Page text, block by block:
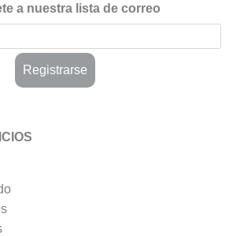
a nuestra lista de correo